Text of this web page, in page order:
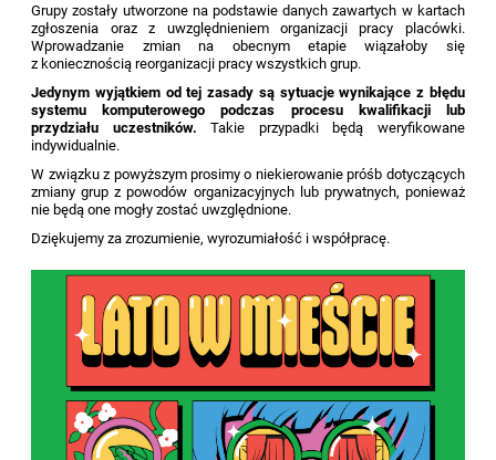
Grupy zostały utworzone na podstawie danych zawartych w kartach
zgłoszenia oraz z uwzględnieniem organizacji pracy placówki.
Wprowadzanie zmian na obecnym etapie wiązałoby się
z koniecznością reorganizacji pracy wszystkich grup.
Jedynym wyjątkiem od tej zasady są sytuacje wynikające z błędu
systemu komputerowego podczas procesu kwalifikacji lub
przydziału uczestników. Takie przypadki będą weryfikowane
indywidualnie.
W związku z powyższym prosimy o niekierowanie próśb dotyczących
zmiany grup z powodów organizacyjnych lub prywatnych, ponieważ
nie będą one mogły zostać uwzględnione.
Dziękujemy za zrozumienie, wyrozumiałość i współpracę.